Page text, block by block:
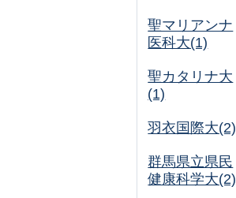
聖マリアンナ
医科大(1)
聖カタリナ大
(1)
羽衣国際大(2)
群馬県立県民
健康科学大(2)